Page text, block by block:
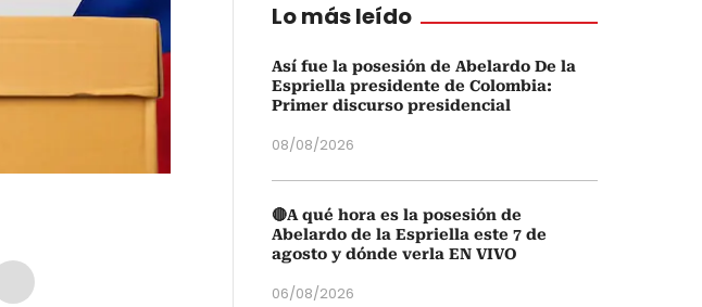
Lo más leído
Así fue la posesión de Abelardo De la
Espriella presidente de Colombia:
Primer discurso presidencial
08/08/2026
🔴A qué hora es la posesión de
Abelardo de la Espriella este 7 de
agosto y dónde verla EN VIVO
06/08/2026